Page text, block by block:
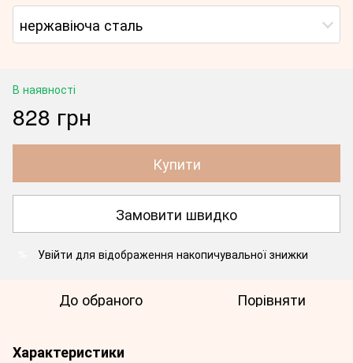
нержавіюча сталь
В наявності
828 грн
Купити
Замовити швидко
Увійти для відображення накопичувальної знижки
До обраного Порівняти
Характеристики